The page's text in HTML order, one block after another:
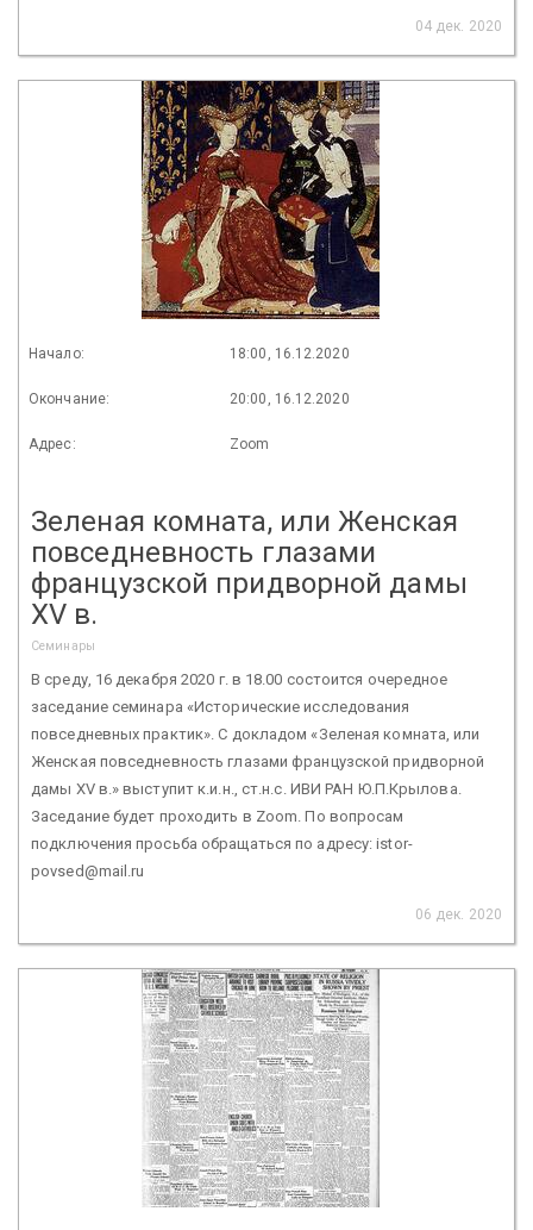
04 дек. 2020
Начало: 18:00, 16.12.2020
Окончание: 20:00, 16.12.2020
Адрес: Zoom
Зеленая комната, или Женская
повседневность глазами
французской придворной дамы
XV в.
Семинары
В среду, 16 декабря 2020 г. в 18.00 состоится очередное
заседание семинара «Исторические исследования
повседневных практик». С докладом «Зеленая комната, или
Женская повседневность глазами французской придворной
дамы XV в.» выступит к.и.н., ст.н.с. ИВИ РАН Ю.П.Крылова.
Заседание будет проходить в Zoom. По вопросам
подключения просьба обращаться по адресу: istor-
povsed@mail.ru
06 дек. 2020